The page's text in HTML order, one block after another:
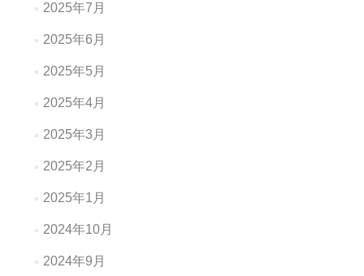
2025年7月
2025年6月
2025年5月
2025年4月
2025年3月
2025年2月
2025年1月
2024年10月
2024年9月